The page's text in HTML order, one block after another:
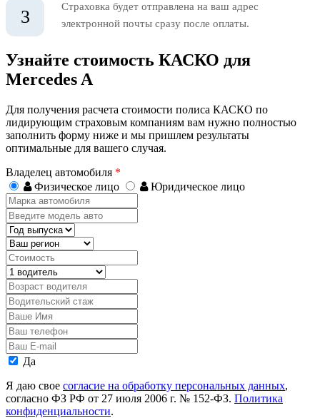
3
Страховка будет отправлена на ваш адрес
электронной почты сразу после оплаты.
Узнайте стоимость КАСКО для
Mercedes A
Для получения расчета стоимости полиса КАСКО по
лидирующим страховым компаниям вам нужно полностью
заполнить форму ниже и мы пришлем результаты
оптимальные для вашего случая.
Владелец автомобиля *
Физическое лицо
Юридическое лицо
Марка
автомобиля
Введите
модель
авто
Год
выпуска
Регион
Стоимость,
руб.
Водитель
Возраст
водителя
Водительский
стаж
Ваше
Имя
Ваш
телефон
Ваш
E-
mail
Персональные
Да
Я даю свое согласие на обработку персональных данных,
согласно ФЗ РФ от 27 июля 2006 г. № 152-ФЗ. Политика
конфиденциальности.